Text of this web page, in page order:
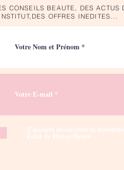
CONSEILS BEAUTE, DES ACTUS
OFFRES INEDITES...
J’accepte de recevoir la
Eclat de Douce'Heure